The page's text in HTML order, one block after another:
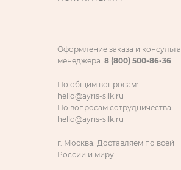
Оформление заказа и
менеджера: 8 (800) 500-86-36
По общим вопросам:
hello@ayris-silk.ru
По вопросам сотрудничества:
hello@ayris-silk.ru
г. Москва. Доставляем по всей
России и миру.